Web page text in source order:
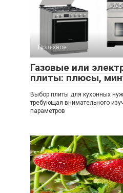
Полезное
Газовые или
плиты: плюсы,
Выбор плиты для кухонных
требующая внимательного
параметров